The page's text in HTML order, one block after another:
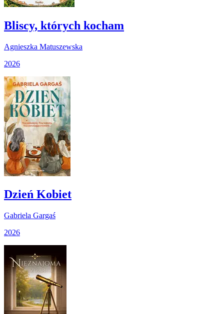
Bliscy, których kocham
Agnieszka Matuszewska
2026
Dzień Kobiet
Gabriela Gargaś
2026